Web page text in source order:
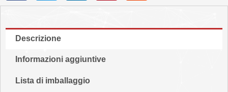
Descrizione
Informazioni aggiuntive
Lista di imballaggio